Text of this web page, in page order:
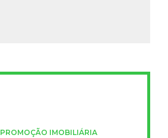
PROMOÇÃO IMOBILIÁRIA